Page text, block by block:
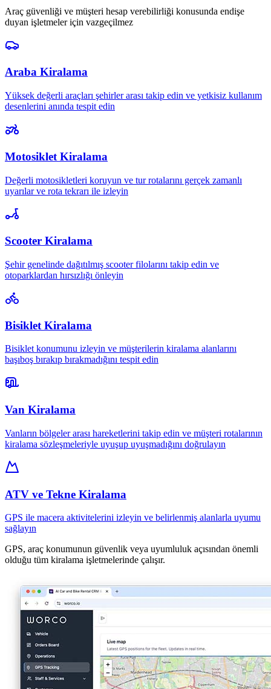
Araç güvenliği ve müşteri hesap verebilirliği konusunda endişe
duyan işletmeler için vazgeçilmez
Araba Kiralama
Yüksek değerli araçları şehirler arası takip edin ve yetkisiz kullanım
desenlerini anında tespit edin
Motosiklet Kiralama
Değerli motosikletleri koruyun ve tur rotalarını gerçek zamanlı
uyarılar ve rota tekrarı ile izleyin
Scooter Kiralama
Şehir genelinde dağıtılmış scooter filolarını takip edin ve
otoparklardan hırsızlığı önleyin
Bisiklet Kiralama
Bisiklet konumunu izleyin ve müşterilerin kiralama alanlarını
başıboş bırakıp bırakmadığını tespit edin
Van Kiralama
Vanların bölgeler arası hareketlerini takip edin ve müşteri rotalarının
kiralama sözleşmeleriyle uyuşup uyuşmadığını doğrulayın
ATV ve Tekne Kiralama
GPS ile macera aktivitelerini izleyin ve belirlenmiş alanlarla uyumu
sağlayın
GPS, araç konumunun güvenlik veya uyumluluk açısından önemli
olduğu tüm kiralama işletmelerinde çalışır.